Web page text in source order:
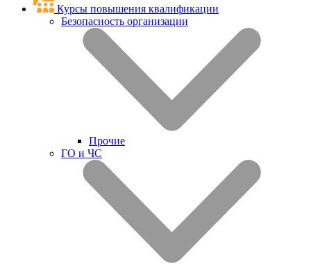
Курсы повышения квалификации
Безопасность организации
Прочие
ГО и ЧС